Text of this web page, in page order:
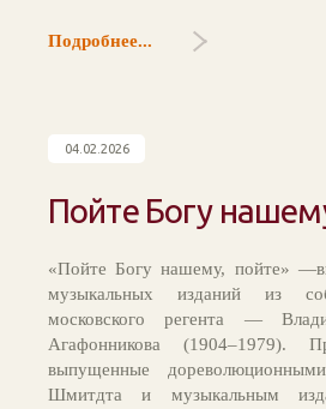
Подробнее...
04.02.2026
Пойте Богу
«Пойте Богу нашему, пойте»
музыкальных изданий из
московского регента —
Агафонникова (1904–1979).
выпущенные
Шмитдта и музыкальным